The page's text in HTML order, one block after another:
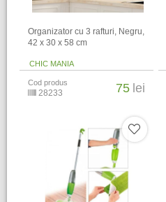
Organizator cu 3 rafturi, Negru,
42 x 30 x 58 cm
CHIC MANIA
Cod produs
28233 75 lei